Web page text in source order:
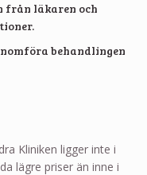
från läkaren och
behandlingen
Kliniken ligger inte i
lägre priser än inne i